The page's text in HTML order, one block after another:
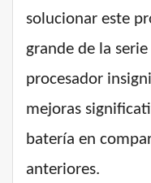
solucionar este
grande de la
procesador
mejoras
batería en
anteriores.